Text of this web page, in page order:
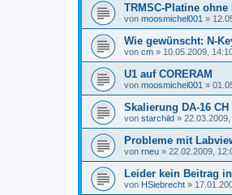
TRMSC-Platine ohne
von moosmichel001 »
Wie gewünscht: N-
von cm » 10.05.2009,
U1 auf CORERAM
von moosmichel001 »
Skalierung DA-16
von starchild »
Probleme mit
von rneu » 22.02.2009,
Leider kein Beitrag
von HSiebrecht »